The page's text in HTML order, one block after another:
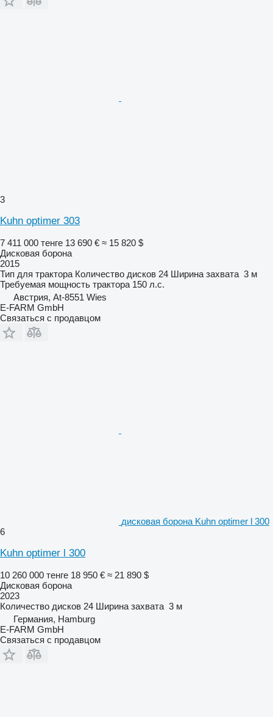
3
Kuhn optimer 303
7 411 000 тенге 13 690 € ≈ 15 820 $
Дисковая борона
2015
Тип для трактора Количество дисков 24 Ширина захвата 3 м
Требуемая мощность трактора 150 л.с.
Австрия, At-8551 Wies
E-FARM GmbH
Связаться с продавцом
дисковая борона Kuhn optimer l 300
6
Kuhn optimer l 300
10 260 000 тенге 18 950 € ≈ 21 890 $
Дисковая борона
2023
Количество дисков 24 Ширина захвата 3 м
Германия, Hamburg
E-FARM GmbH
Связаться с продавцом